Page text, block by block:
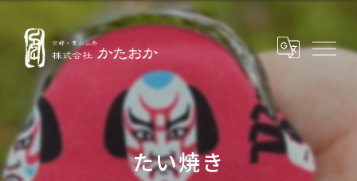
たい焼き